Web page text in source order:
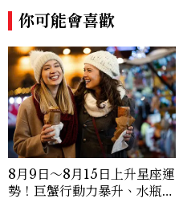
你可能會喜歡
8月9日～8月15日上升星座運
勢！巨蟹行動力暴升、水瓶迎